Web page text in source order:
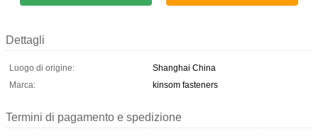
Dettagli
Luogo di origine:
Shanghai China
Marca:
kinsom fasteners
Termini di pagamento e spedizione